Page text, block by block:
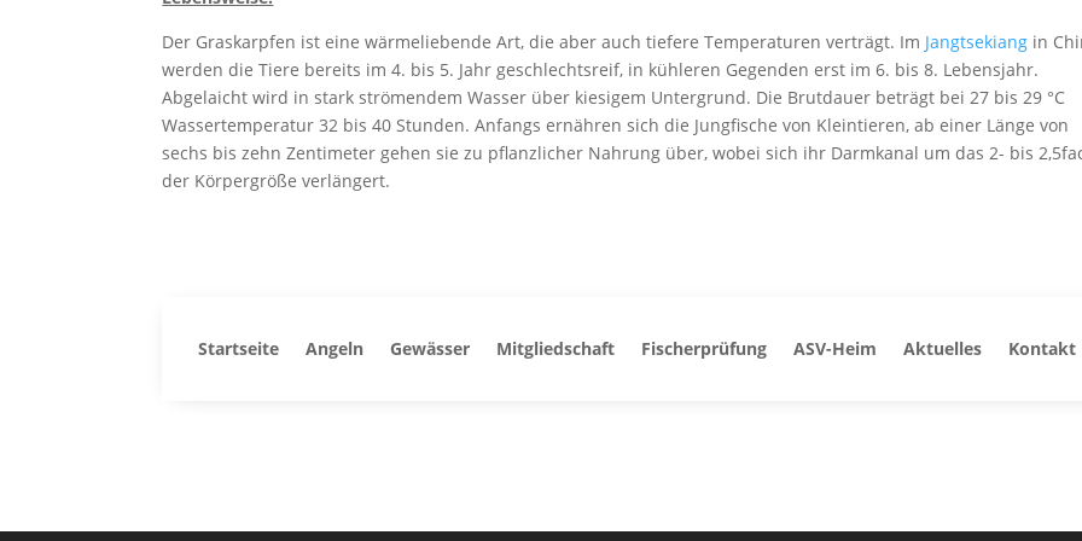
Der Graskarpfen ist eine wärmeliebende Art, die aber auch tiefere Temperaturen verträgt. Im Jangtsekiang in
werden die Tiere bereits im 4. bis 5. Jahr geschlechtsreif, in kühleren Gegenden erst im 6. bis 8. Lebensjahr.
Abgelaicht wird in stark strömendem Wasser über kiesigem Untergrund. Die Brutdauer beträgt bei 27 bis 29 °C
Wassertemperatur 32 bis 40 Stunden. Anfangs ernähren sich die Jungfische von Kleintieren, ab einer Länge von
sechs bis zehn Zentimeter gehen sie zu pflanzlicher Nahrung über, wobei sich ihr Darmkanal um das 2- bis
der Körpergröße verlängert.
Startseite Angeln Gewässer Mitgliedschaft Fischerprüfung ASV-Heim Aktuelles Kontakt